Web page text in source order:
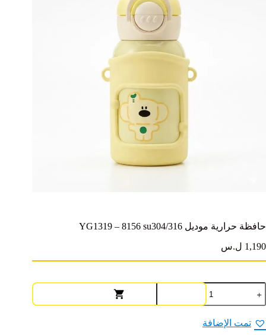
حافظة حرارية موديل YG1319 – 8156 su304/316
1,190 ل.س
كمية
حافظة
حرارية
موديل
YG1319
تمت الإضافة